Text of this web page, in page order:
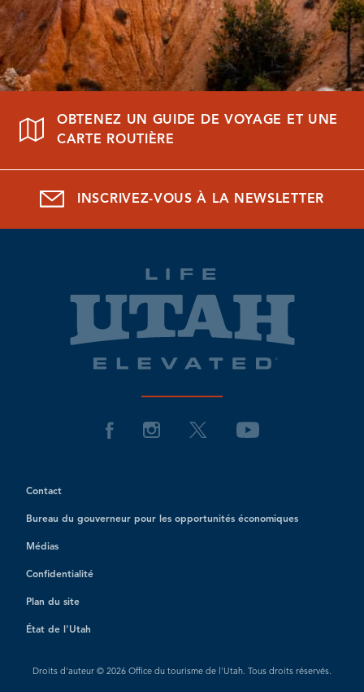
OBTENEZ UN GUIDE DE VOYAGE ET UNE
CARTE ROUTIÈRE
INSCRIVEZ-VOUS À LA NEWSLETTER
Contact
Bureau du gouverneur pour les opportunités économiques
Médias
Confidentialité
Plan du site
État de l'Utah
Droits d'auteur © 2026 Office du tourisme de l'Utah. Tous droits réservés.